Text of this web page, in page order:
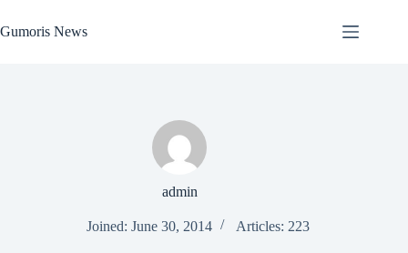
to
content
Gumoris News
admin
Joined: June 30, 2014 Articles: 223